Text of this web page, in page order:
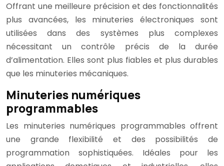
Offrant une meilleure précision et des fonctionnalités
plus avancées, les minuteries électroniques sont
utilisées dans des systèmes plus complexes
nécessitant un contrôle précis de la durée
d’alimentation. Elles sont plus fiables et plus durables
que les minuteries mécaniques.
Minuteries numériques
programmables
Les minuteries numériques programmables offrent
une grande flexibilité et des possibilités de
programmation sophistiquées. Idéales pour les